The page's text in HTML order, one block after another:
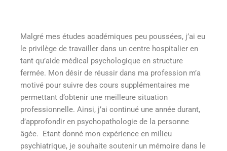
Malgré mes études académiques peu poussées, j’ai eu
le privilège de travailler dans un centre hospitalier en
tant qu’aide médical psychologique en structure
fermée. Mon désir de réussir dans ma profession m’a
motivé pour suivre des cours supplémentaires me
permettant d’obtenir une meilleure situation
professionnelle. Ainsi, j’ai continué une année durant,
d’approfondir en psychopathologie de la personne
âgée. Etant donné mon expérience en milieu
psychiatrique, je souhaite soutenir un mémoire dans le